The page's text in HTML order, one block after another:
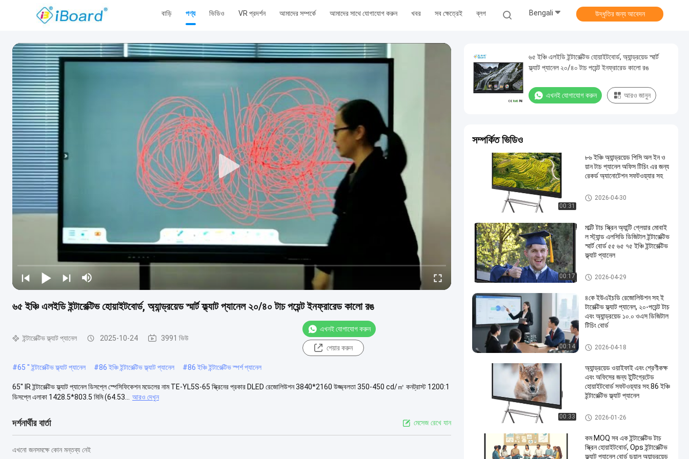
বাড়ি পণ্য ভিডিও VR প্রদর্শন আমাদের সম্পর্কে আমাদের সাথে যোগাযোগ করুন খবর সব ক্ষেত্রেই ব্লগ Bengali উদ্ধৃতির জন্য আবেদন
৬৫ ইঞ্চি এলইডি ইন্টারেক্টিভ হোয়াইটবোর্ড, অ্যান্ড্রয়েড স্মার্ট ফ্ল্যাট প্যানেল ২০/৪০ টাচ পয়েন্ট ইনফ্রারেড কালো রঙ
ইন্টারেক্টিভ ফ্ল্যাট প্যানেল 2025-10-24 3991 ভিউ
এখনই যোগাযোগ করুন
শেয়ার করুন
#65 '' ইন্টারেক্টিভ ফ্ল্যাট প্যানেল #86 ইঞ্চি ইন্টারেক্টিভ ফ্ল্যাট প্যানেল #86 ইঞ্চি ইন্টারেক্টিভ স্পর্শ প্যানেল
65'' IR ইন্টারেক্টিভ ফ্ল্যাট প্যানেল ডিসপ্লে স্পেসিফিকেশন মডেলের নাম TE-YL5S-65 স্ক্রিনের প্রকার DLED রেজোলিউশন 3840*2160 উজ্জ্বলতা 350-450 cd/㎡ কনট্রাস্ট 1200:1
ডিসপ্লে এলাকা 1428.5*803.5 মিমি (64.53...
আরও দেখুন
দর্শনার্থীর বার্তা মেসেজ রেখে যান
এখনো জনসমক্ষে কোন মন্তব্য নেই
৬৫ ইঞ্চি এলইডি ইন্টারেক্টিভ হোয়াইটবোর্ড, অ্যান্ড্রয়েড স্মার্ট
ফ্ল্যাট প্যানেল ২০/৪০ টাচ পয়েন্ট ইনফ্রারেড কালো রঙ
এখনই যোগাযোগ করুন আরও জানুন
সম্পর্কিত ভিডিও
00:31
৮৬ ইঞ্চি অ্যান্ড্রয়েড পিসি অল ইন ও
য়ান টাচ প্যানেল অফিস টিচিং এর জন্য
রেকর্ড অ্যানোটেশন সফটওয়্যার সহ
ইন্টারেক্টিভ ফ্ল্যাট প্যানেল
2026-04-30
00:17
মাল্টি টাচ স্ক্রিন অ্যান্টি গ্লেয়ার মোবাই
ল স্ট্যান্ড এলসিডি ডিজিটাল ইন্টারেক্টিভ
স্মার্ট বোর্ড ৫৫ ৬৫ ৭৫ ইঞ্চি ইন্টারেক্টিভ
ফ্ল্যাট প্যানেল
অল ইন ওয়ান ইন্টারেক্টিভ হোয়াইটবোর্ড
2026-04-29
00:14
৪কে ইউএইচডি রেজোলিউশন সহ ই
ন্টারেক্টিভ ফ্ল্যাট প্যানেল, ২০-পয়েন্ট টাচ
এবং অ্যান্ড্রয়েড ১০.০ ওএস ডিজিটাল
টিচিং বোর্ড
ইন্টারেক্টিভ ফ্ল্যাট প্যানেল
2026-04-18
00:33
অ্যান্ড্রয়েড ওয়াইফাই এবং শ্রেণীকক্ষ
এবং অফিসের জন্য ইন্টিগ্রেটেড
হোয়াইটবোর্ড সফটওয়্যার সহ 86 ইঞ্চি
ইন্টারেক্টিভ ফ্ল্যাট প্যানেল
ইন্টারেক্টিভ ফ্ল্যাট প্যানেল
2026-01-26
কম MOQ সব এক ইন্টারেক্টিভ টাচ
স্ক্রিন হোয়াইটবোর্ড, Ops ইন্টারেক্টিভ
ফ্ল্যাট প্যানেল বোর্ড ডুয়াল অ্যান্ড্রয়েড